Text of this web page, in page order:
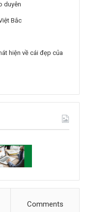
duyên
Bắc
hiện về cái đẹp của
Comments